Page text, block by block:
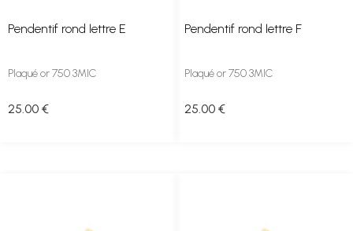
Pendentif rond lettre E
Plaqué or 750 3MIC
25 .00 €
Pendentif rond lettre F
Plaqué or 750 3MIC
25 .00 €